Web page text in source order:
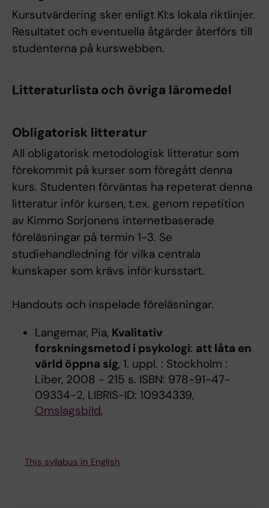
Kursutvärdering sker enligt KI:s lokala riktlinjer.
Resultatet och eventuella åtgärder återförs till
studenterna på kurswebben.
Litteraturlista och övriga läromedel
Obligatorisk litteratur
All obligatorisk metodologisk litteratur som
förekommit på kurser som föregått denna
kurs. Studenten förväntas ha repeterat denna
litteratur inför kursen, t.ex. genom repetition
av Kimmo Sorjonens internetbaserade
föreläsningar på termin 1-3. Se
studiehandledning för vilka centrala
kunskaper som krävs inför kursstart.
Handouts och inspelade föreläsningar.
Langemar, Pia, Kvalitativ
forskningsmetod i psykologi: att låta en
värld öppna sig, 1. uppl. : Stockholm :
Liber, 2008 - 215 s. ISBN: 978-91-47-
09334-2, LIBRIS-ID: 10934339,
Omslagsbild,
This syllabus in English